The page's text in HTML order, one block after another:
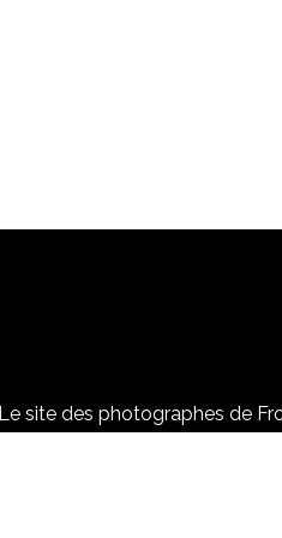
Le site des photographes de